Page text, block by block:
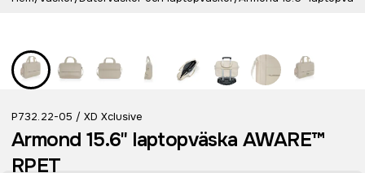
P732.22-05 / XD Xclusive
Armond 15.6" laptopväska AWARE™
RPET